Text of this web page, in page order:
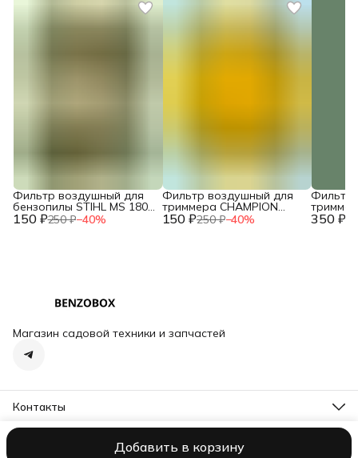
Добавить в корзину
150 ₽250 ₽−40%
Фильтр воздушный для
бензопилы STIHL MS 180
двухслойный NEW c 150 ₽250 ₽−40%
Фильтр воздушный для
триммера CHAMPION
T444S-2 / HUSQVARNA 350 ₽
Фильтр
T463S-
Магазин садовой техники и запчастей
Контакты
Адрес
ОплатаДоставкаПравила возврата